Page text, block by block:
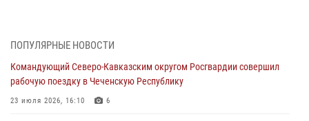
В Югре росгвардейцы приняли участие в памятном мероприятии,
10 августа 2026, 13:00
В Кировской области состоялось открытие мемориальной доски в
ПОПУЛЯРНЫЕ НОВОСТИ
Командующий Северо-Кавказским округом Росгвардии совершил
рабочую поездку в Чеченскую Республику
23 июля 2026, 16:10 6